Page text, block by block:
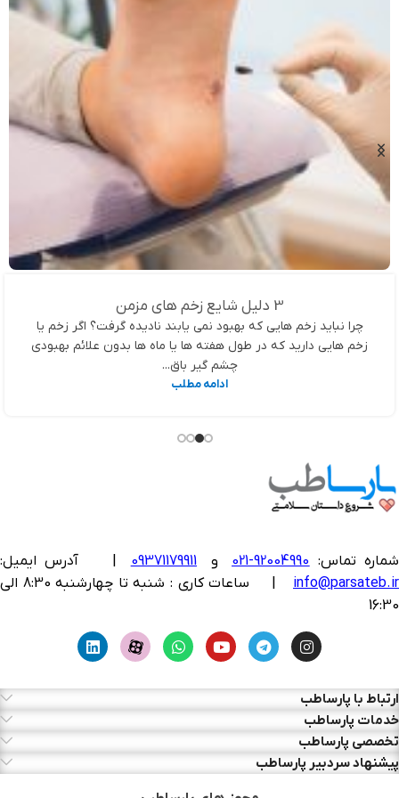
3 دلیل شایع زخم های مزمن
چرا نباید زخم هایی که بهبود نمی یابند نادیده گرفت؟ اگر زخم یا
زخم هایی دارید که در طول هفته ها یا ماه ها بدون علائم بهبودی
چشم گیر باق...
ادامه مطلب
شماره تماس: 92004990-021 و 09371179911
آدرس ایمیل:
info@parsateb.ir
| ساعات کاری : شنبه تا چهارشنبه 8:30 الی
16:30
ارتباط با پارساطب
خدمات پارساطب
تخصصی پارساطب
پیشنهاد سردبیر پارساطب